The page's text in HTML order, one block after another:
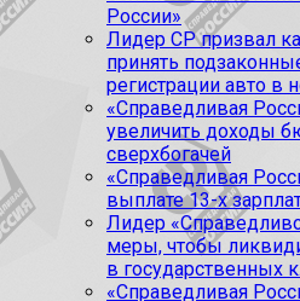
России»
Лидер СР призвал
принять
регистрации авто в
«Справедливая
увеличить доходы
сверхбогачей
«Справедливая
выплате 13-х
Лидер
меры, чтобы
в государственных
«Справедливая